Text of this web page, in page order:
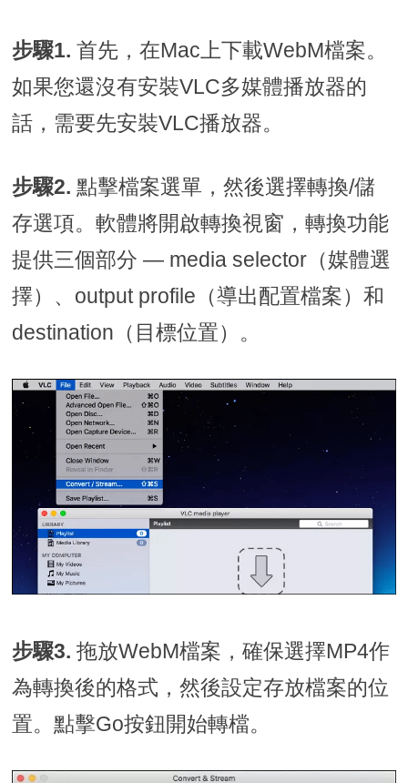
步驟1.首先，在Mac上下載WebM檔案。
如果您還沒有安裝VLC多媒體播放器的
話，需要先安裝VLC播放器。
步驟2.點擊檔案選單，然後選擇轉換/儲
存選項。軟體將開啟轉換視窗，轉換功能
提供三個部分 — media selector（媒體選
擇）、output profile（導出配置檔案）和
destination（目標位置）。
步驟3.拖放WebM檔案，確保選擇MP4作
為轉換後的格式，然後設定存放檔案的位
置。點擊Go按鈕開始轉檔。